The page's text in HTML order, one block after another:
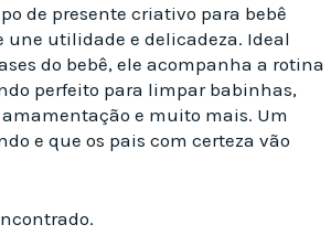
de presente criativo para bebê
une utilidade e delicadeza. Ideal
do bebê, ele acompanha a rotina
perfeito para limpar babinhas,
e muito mais. Um
e que os pais com certeza vão